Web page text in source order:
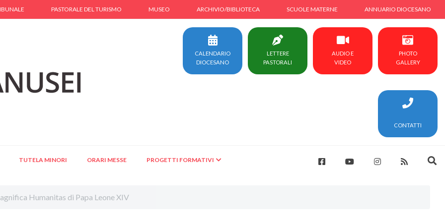
PASTORALE DEL TURISMO MUSEO ARCHIVIO/BIBLIOTECA SCUOLE MATERNE ANNUARIO DIOCESANO
CALENDARIO
DIOCESANO
LETTERE
PASTORALI
AUDIO E
VIDEO
PHOTO
GALLERY
CONTATTI
TUTELA MINORI ORARI MESSE PROGETTI FORMATIVI
Humanitas di Papa Leone XIV